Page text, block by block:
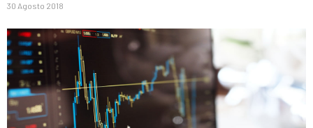
30 Agosto 2018